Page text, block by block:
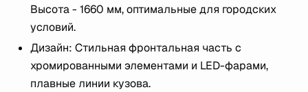
Высота - 1660 мм, оптимальные для городских
условий​​.
Дизайн: Стильная фронтальная часть с
хромированными элементами и LED-фарами,
плавные линии кузова.